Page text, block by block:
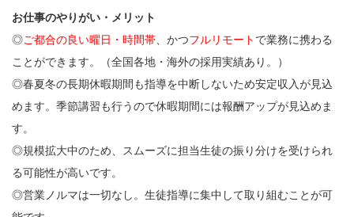
お仕事のやりがい・メリット
◎ご都合の良い曜日・時間帯 、かつフルリモート で業務に携わる
ことができます。（全国各地・海外の採用実績あり。）
◎春夏冬の長期休暇期間も指導を中断しないため安定収入が見込
めます。季節講習も行うので休暇期間には報酬アップが見込めま
す。
◎規模拡大中のため、スムーズに担当生徒の振り分けを受けられ
る可能性が高いです。
◎営業ノルマは一切なし。生徒指導に集中して取り組むことが可